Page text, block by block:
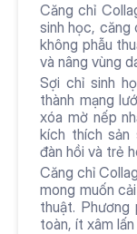
Căng chỉ
sinh học, căng
không phẫu
và nâng vùng
Sợi chỉ sinh
thành mạng
xóa mờ nếp
kích thích sản
đàn hồi và trẻ
Căng chỉ
mong muốn
thuật. Phương
toàn, ít xâm